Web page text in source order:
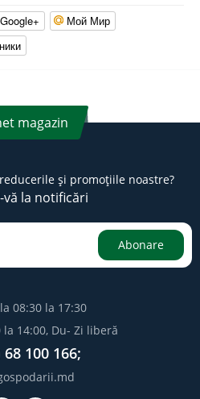
Google+
Мой Мир
magazin
și promoțiile noastre?
la notificări
Abonare
08:30 la 17:30
la 14:00, Du- Zi liberă
68 100 166;